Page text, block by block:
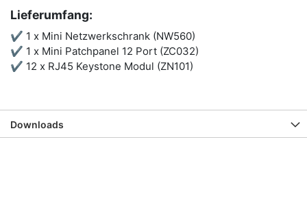
Lieferumfang:
✔ 1 x Mini Netzwerkschrank (NW560)
✔ 1 x Mini Patchpanel 12 Port (ZC032)
✔ 12 x RJ45 Keystone Modul (ZN101)
Downloads